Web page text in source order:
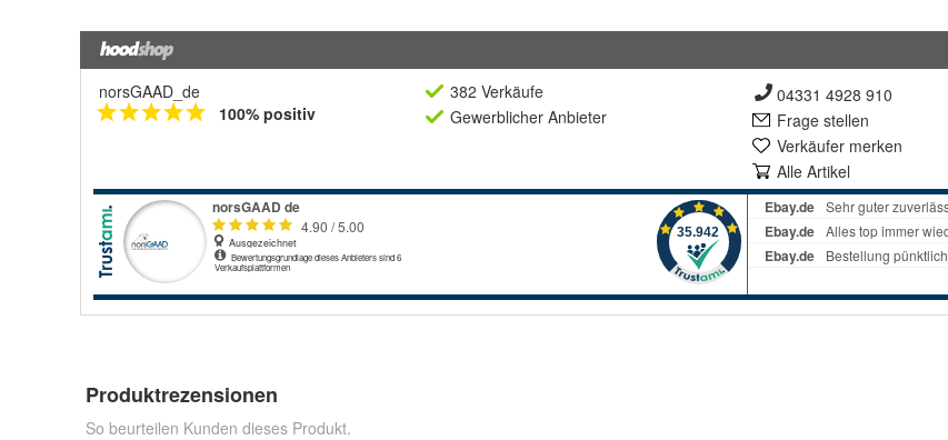
norsGAAD_de
100% positiv
382 Verkäufe
Gewerblicher Anbieter
04331 4928 910
Frage stellen
Verkäufer merken
Alle Artikel
Produktrezensionen
So beurteilen Kunden dieses Produkt.